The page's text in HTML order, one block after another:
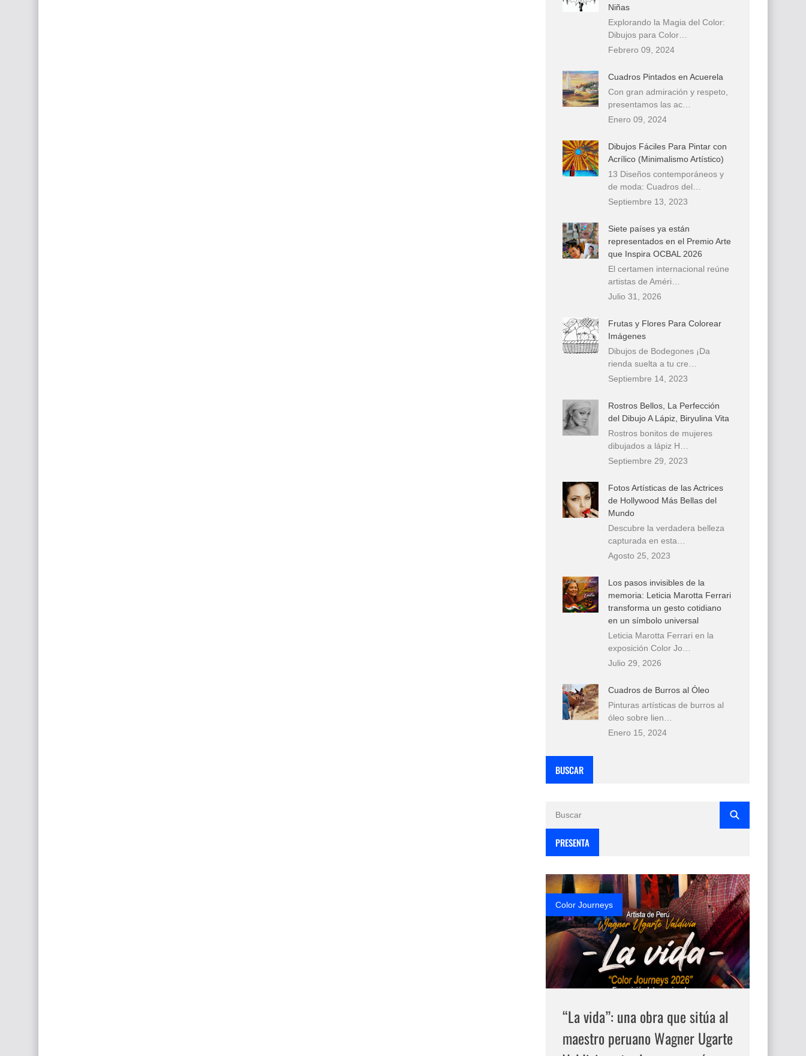
Niñas
Explorando la Magia del Color:
Dibujos para Color…
Febrero 09, 2024
Cuadros Pintados en Acuerela
Con gran admiración y respeto,
presentamos las ac…
Enero 09, 2024
Dibujos Fáciles Para Pintar con
Acrílico (Minimalismo Artístico)
13 Diseños contemporáneos y
de moda: Cuadros del…
Septiembre 13, 2023
Siete países ya están
representados en el Premio Arte
que Inspira OCBAL 2026
El certamen internacional reúne
artistas de Améri…
Julio 31, 2026
Frutas y Flores Para Colorear
Imágenes
Dibujos de Bodegones ¡Da
rienda suelta a tu cre…
Septiembre 14, 2023
Rostros Bellos, La Perfección
del Dibujo A Lápiz, Biryulina Vita
Rostros bonitos de mujeres
dibujados a lápiz H…
Septiembre 29, 2023
Fotos Artísticas de las Actrices
de Hollywood Más Bellas del
Mundo
Descubre la verdadera belleza
capturada en esta…
Agosto 25, 2023
Los pasos invisibles de la
memoria: Leticia Marotta Ferrari
transforma un gesto cotidiano
en un símbolo universal
Leticia Marotta Ferrari en la
exposición Color Jo…
Julio 29, 2026
Cuadros de Burros al Óleo
Pinturas artísticas de burros al
óleo sobre lien…
Enero 15, 2024
BUSCAR
PRESENTA
Color Journeys
“La vida”: una obra que sitúa al
maestro peruano Wagner Ugarte